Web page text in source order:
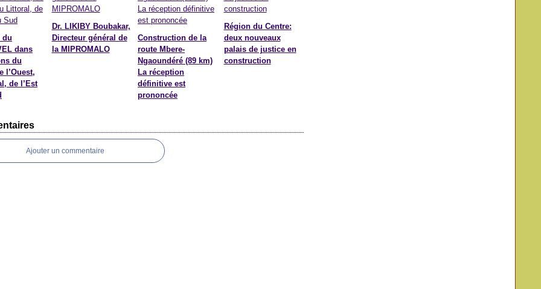
du
dans
du
l’Ouest,
de l’Est
Dr. LIKIBY Boubakar,
Directeur général de
la MIPROMALO
Construction de la
route Mbere-
Ngaoundéré (89 km)
La réception
définitive est
prononcée
Région du Centre:
deux nouveaux
palais de justice en
construction
Ajouter un commentaire